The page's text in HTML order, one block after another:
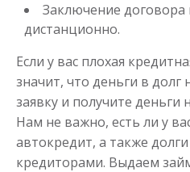
Заключение договора
дистанционно.
Если у вас плохая
значит, что деньги в долг
заявку и получите деньги
Нам не важно, есть ли у
автокредит, а также
кредиторами. Выдаем